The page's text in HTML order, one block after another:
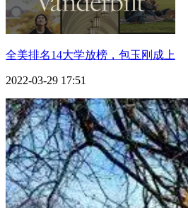
全美排名14大学放榜，包玉刚成上
2022-03-29 17:51